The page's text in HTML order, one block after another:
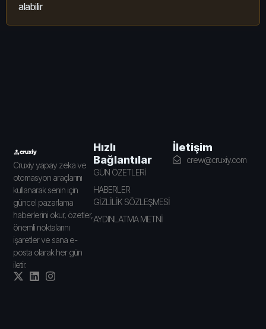
alabilir
Cruxiy yapay zeka ve
otomasyon araçlarını
kullanarak senin için
güncel pazarlama
haberlerini okur, özetler,
önemli noktalarını
işaretler ve sana e-
posta olarak her gün
iletir.
Hızlı
Bağlantılar
GÜN ÖZETLERİ
HABERLER
GİZLİLİK SÖZLEŞMESİ
AYDINLATMA METNİ
İletişim
crew@cruxiy.com